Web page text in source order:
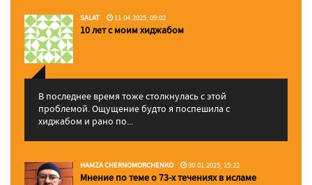
SALAT 11.04.2025, 09:02
10 лет с моим хиджабом
В последнее время тоже столкнулась с этой
проблемой. Ощущение будто я поспешила с
хиджабом и рано по...
HAMZA CHERNOMORCHENKO 30.01.2025, 15:22
Мнение по теме о 73-х течениях в исламе